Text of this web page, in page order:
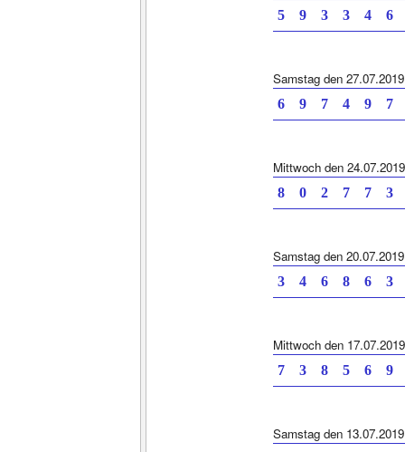
5 9 3 3 4 6
Samstag den 27.07.2019
6 9 7 4 9 7
Mittwoch den 24.07.2019
8 0 2 7 7 3
Samstag den 20.07.2019
3 4 6 8 6 3
Mittwoch den 17.07.2019
7 3 8 5 6 9
Samstag den 13.07.2019